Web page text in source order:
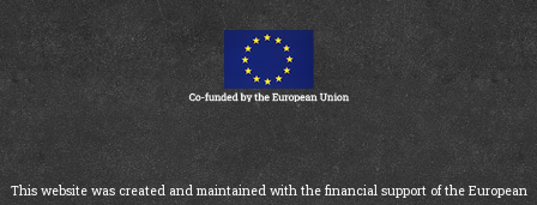
This website was created and maintained with the financial support of the European